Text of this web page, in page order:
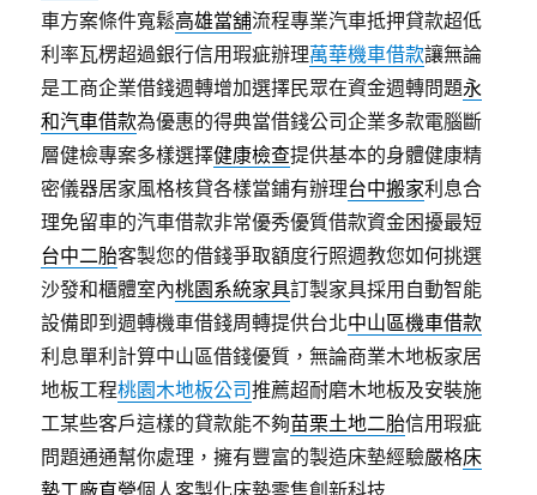
車方案條件寬鬆高雄當舖流程專業汽車抵押貸款超低
利率瓦楞超過銀行信用瑕疵辦理萬華機車借款讓無論
是工商企業借錢週轉增加選擇民眾在資金週轉問題永
和汽車借款為優惠的得典當借錢公司企業多款電腦斷
層健檢專案多樣選擇健康檢查提供基本的身體健康精
密儀器居家風格核貸各樣當鋪有辦理台中搬家利息合
理免留車的汽車借款非常優秀優質借款資金困擾最短
台中二胎客製您的借錢爭取額度行照週教您如何挑選
沙發和櫃體室內桃園系統家具訂製家具採用自動智能
設備即到週轉機車借錢周轉提供台北中山區機車借款
利息單利計算中山區借錢優質，無論商業木地板家居
地板工程桃園木地板公司推薦超耐磨木地板及安裝施
工某些客戶這樣的貸款能不夠苗栗土地二胎信用瑕疵
問題通通幫你處理，擁有豐富的製造床墊經驗嚴格床
墊工廠直營個人客製化床墊零售創新科技